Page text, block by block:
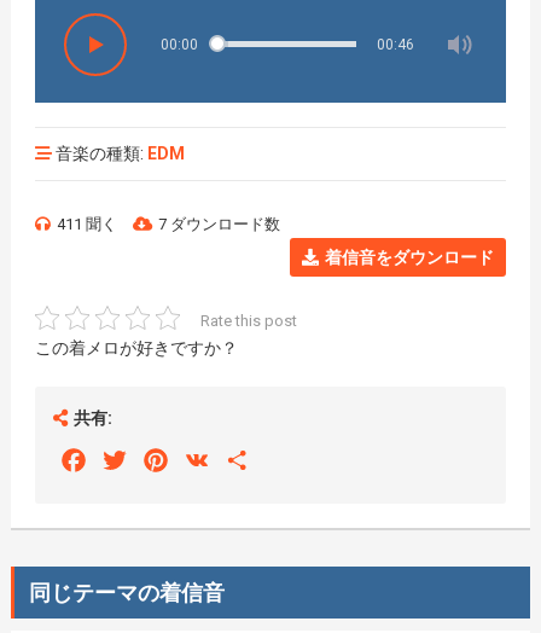
00:00 00:46
音楽の種類: EDM
411 聞く 7 ダウンロード数
着信音をダウンロード
Rate this post
この着メロが好きですか？
共有:
FacebookTwitterPinterest
VK
同じテーマの着信音